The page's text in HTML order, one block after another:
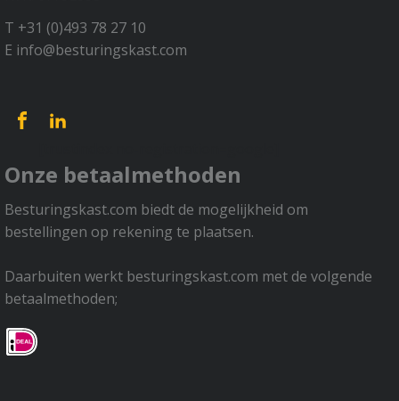
T +31 (0)493 78 27 10
E info@besturingskast.com
Onze betaalmethoden
Besturingskast.com biedt de mogelijkheid om
bestellingen op rekening te plaatsen.
Daarbuiten werkt besturingskast.com met de volgende
betaalmethoden;